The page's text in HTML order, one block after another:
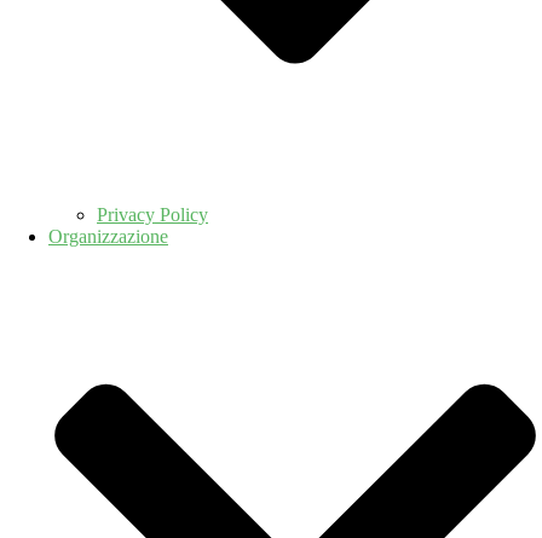
Privacy Policy
Organizzazione